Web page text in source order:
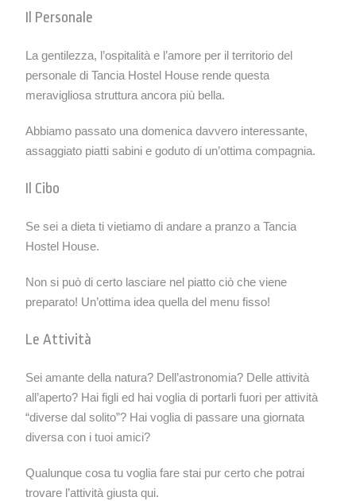
Il Personale
La gentilezza, l’ospitalità e l’amore per il territorio del
personale di Tancia Hostel House rende questa
meravigliosa struttura ancora più bella.
Abbiamo passato una domenica davvero interessante,
assaggiato piatti sabini e goduto di un’ottima compagnia.
Il Cibo
Se sei a dieta ti vietiamo di andare a pranzo a Tancia
Hostel House.
Non si può di certo lasciare nel piatto ciò che viene
preparato! Un’ottima idea quella del menu fisso!
Le Attività
Sei amante della natura? Dell’astronomia? Delle attività
all’aperto? Hai figli ed hai voglia di portarli fuori per attività
“diverse dal solito”? Hai voglia di passare una giornata
diversa con i tuoi amici?
Qualunque cosa tu voglia fare stai pur certo che potrai
trovare l’attività giusta qui.